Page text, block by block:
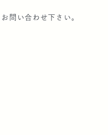
問い合わせ下さい。